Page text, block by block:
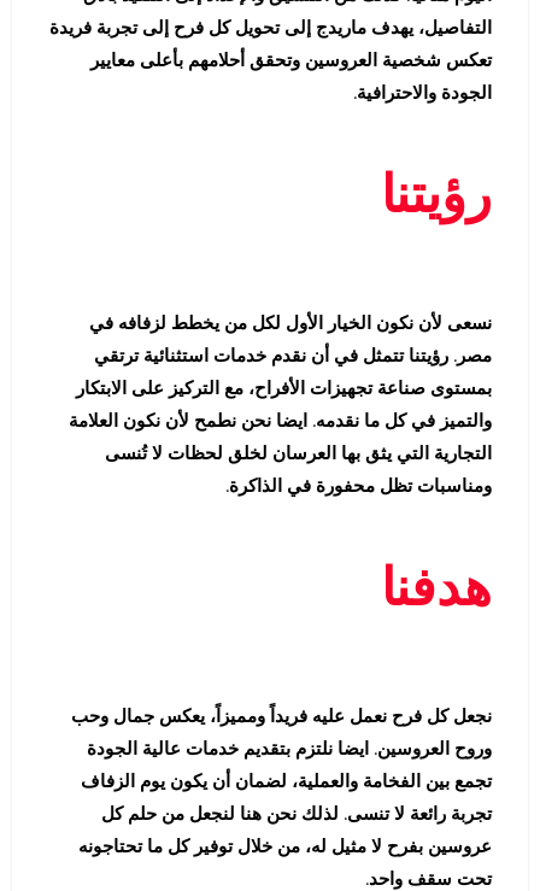
التفاصيل، يهدف ماريدج إلى تحويل كل فرح إلى تجربة فريدة
تعكس شخصية العروسين وتحقق أحلامهم بأعلى معايير
الجودة والاحترافية.
رؤيتنا
نسعى لأن نكون الخيار الأول لكل من يخطط لزفافه في
مصر. رؤيتنا تتمثل في أن نقدم خدمات استثنائية ترتقي
بمستوى صناعة تجهيزات الأفراح، مع التركيز على الابتكار
والتميز في كل ما نقدمه. ايضا نحن نطمح لأن نكون العلامة
التجارية التي يثق بها العرسان لخلق لحظات لا تُنسى
ومناسبات تظل محفورة في الذاكرة.
هدفنا
نجعل كل فرح نعمل عليه فريداً ومميزاً، يعكس جمال وحب
وروح العروسين. ايضا نلتزم بتقديم خدمات عالية الجودة
تجمع بين الفخامة والعملية، لضمان أن يكون يوم الزفاف
تجربة رائعة لا تنسى. لذلك نحن هنا لنجعل من حلم كل
عروسين بفرح لا مثيل له، من خلال توفير كل ما تحتاجونه
تحت سقف واحد.